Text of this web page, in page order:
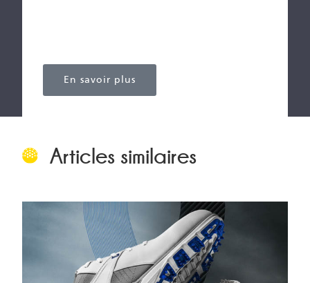
En savoir plus
Articles similaires